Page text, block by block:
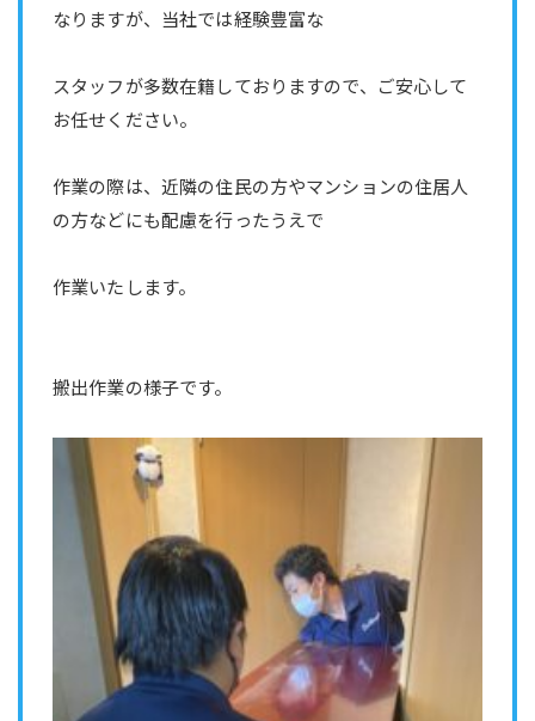
なりますが、当社では経験豊富な
スタッフが多数在籍しておりますので、ご安心して
お任せください。
作業の際は、近隣の住民の方やマンションの住居人
の方などにも配慮を行ったうえで
作業いたします。
搬出作業の様子です。